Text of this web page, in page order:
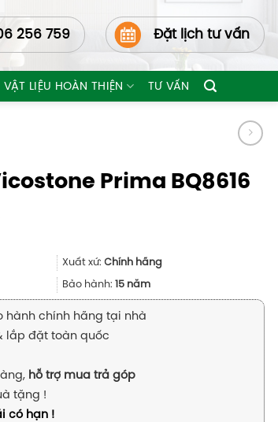
256 759 Đặt lịch tư vấn
VẬT LIỆU HOÀN THIỆN TƯ VẤN
Prima BQ8616
Xuất xứ: Chính hãng
Bảo hành: 15 năm
hành chính hãng tại nhà
lắp đặt toàn quốc
hỗ trợ mua trả góp
tặng !
có hạn !